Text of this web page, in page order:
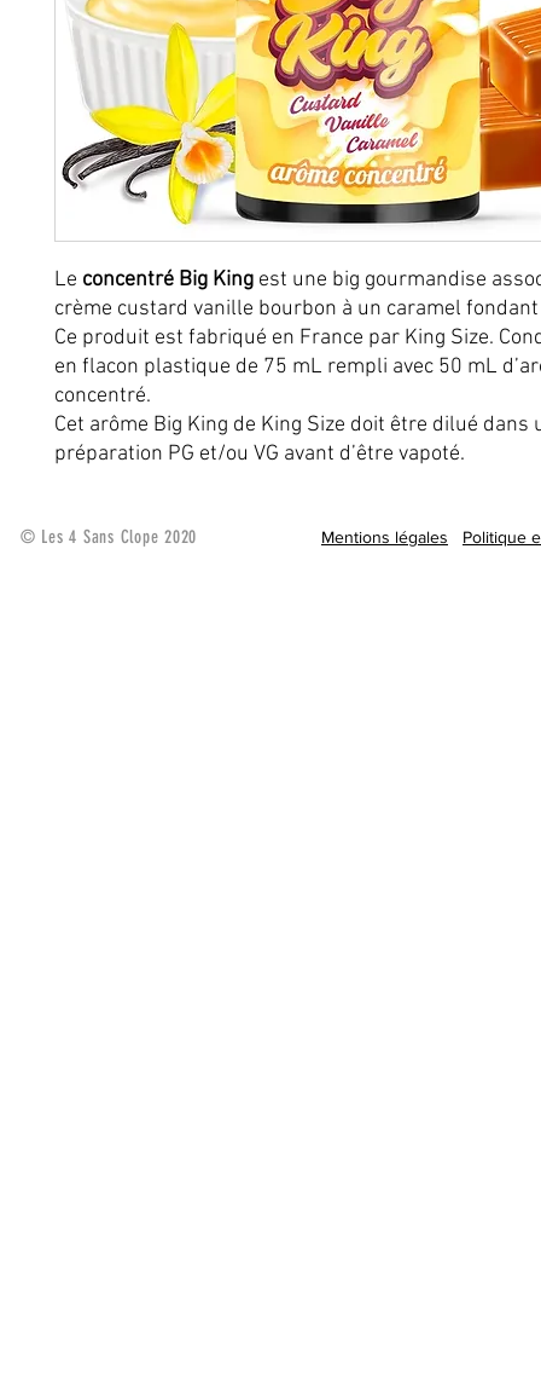
Le concentré Big King est une big gourmandise
crème custard vanille bourbon à un caramel
Ce produit est fabriqué en France par King Size.
en flacon plastique de 75 mL rempli avec 50 mL
concentré.
Cet arôme Big King de King Size doit être dilué dans
préparation PG et/ou VG avant d’être vapoté.
© Les 4 Sans Clope 2020 Mentions légales Politique